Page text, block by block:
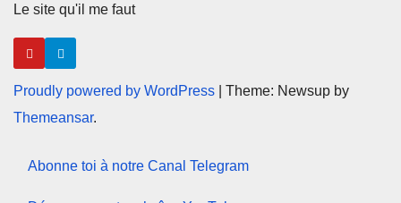
Le site qu'il me faut
Proudly powered by WordPress
Theme: Newsup by
Themeansar.
Abonne toi à notre Canal Telegram